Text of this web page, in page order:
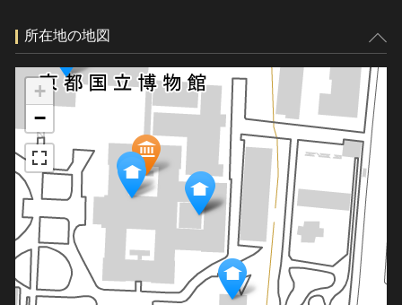
所在地の地図
+
−